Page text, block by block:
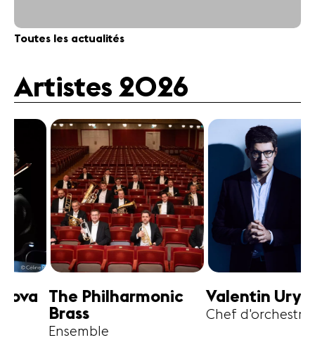
Toutes les actualités
Artistes 2026
Valentin Uryupin
Chef d'orchestre
Amihai
Alto